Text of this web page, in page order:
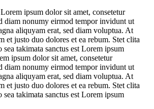
ipsum dolor sit amet, consetetur
diam nonumy eirmod tempor invidunt ut
aliquyam erat, sed diam voluptua. At
et justo duo dolores et ea rebum. Stet clita
sea takimata sanctus est Lorem ipsum
ipsum dolor sit amet, consetetur
diam nonumy eirmod tempor invidunt ut
aliquyam erat, sed diam voluptua. At
et justo duo dolores et ea rebum. Stet clita
sea takimata sanctus est Lorem ipsum